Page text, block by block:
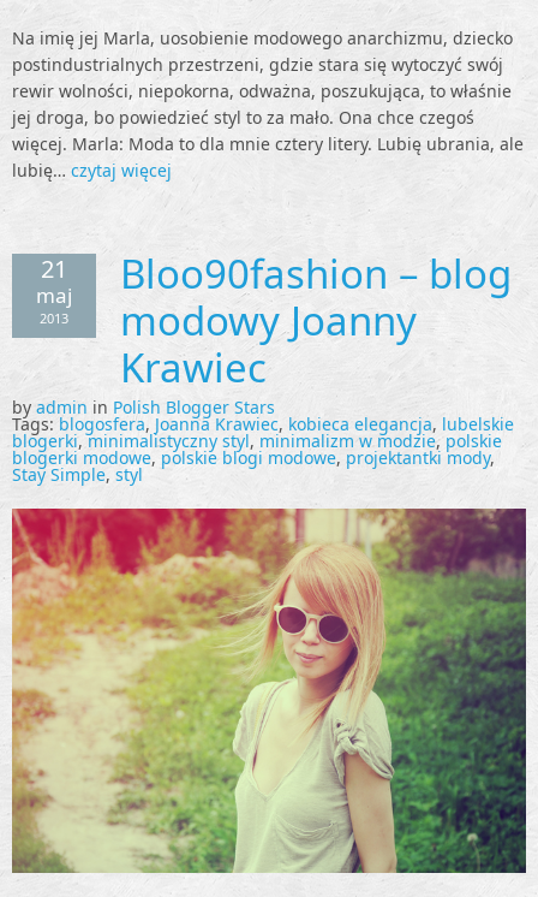
Na imię jej Marla, uosobienie modowego anarchizmu, dziecko
postindustrialnych przestrzeni, gdzie stara się wytoczyć swój
rewir wolności, niepokorna, odważna, poszukująca, to właśnie
jej droga, bo powiedzieć styl to za mało. Ona chce czegoś
więcej. Marla: Moda to dla mnie cztery litery. Lubię ubrania, ale
lubię… czytaj więcej
21
maj
2013
Bloo90fashion – blog
modowy Joanny
Krawiec
by admin in Polish Blogger Stars
Tags: blogosfera, Joanna Krawiec, kobieca elegancja, lubelskie
blogerki,minimalistyczny styl, minimalizm w modzie, polskie
blogerki modowe, polskie blogi modowe, projektantki mody,
Stay Simple, styl